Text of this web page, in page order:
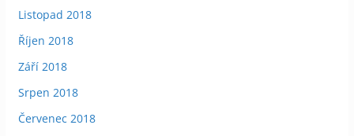
Listopad 2018
Říjen 2018
Září 2018
Srpen 2018
Červenec 2018